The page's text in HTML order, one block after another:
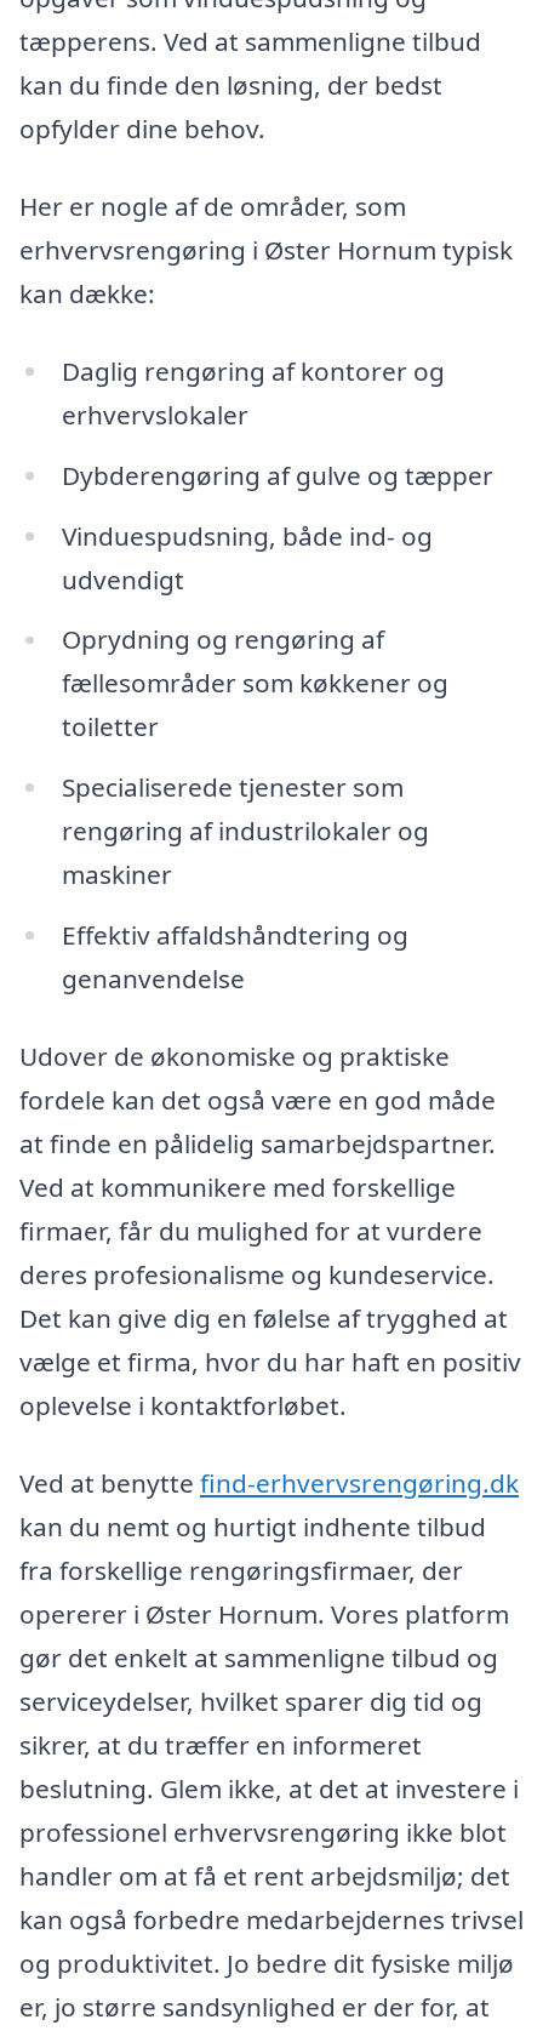
tæpperens. Ved at sammenligne tilbud
kan du finde den løsning, der bedst
opfylder dine behov.
Her er nogle af de områder, som
erhvervsrengøring i Øster Hornum typisk
kan dække:
Daglig rengøring af kontorer og
erhvervslokaler
Dybderengøring af gulve og tæpper
Vinduespudsning, både ind- og
udvendigt
Oprydning og rengøring af
fællesområder som køkkener og
toiletter
Specialiserede tjenester som
rengøring af industrilokaler og
maskiner
Effektiv affaldshåndtering og
genanvendelse
Udover de økonomiske og praktiske
fordele kan det også være en god måde
at finde en pålidelig samarbejdspartner.
Ved at kommunikere med forskellige
firmaer, får du mulighed for at vurdere
deres profesionalisme og kundeservice.
Det kan give dig en følelse af trygghed at
vælge et firma, hvor du har haft en positiv
oplevelse i kontaktforløbet.
Ved at benytte find-erhvervsrengøring.dk
kan du nemt og hurtigt indhente tilbud
fra forskellige rengøringsfirmaer, der
opererer i Øster Hornum. Vores platform
gør det enkelt at sammenligne tilbud og
serviceydelser, hvilket sparer dig tid og
sikrer, at du træffer en informeret
beslutning. Glem ikke, at det at investere i
professionel erhvervsrengøring ikke blot
handler om at få et rent arbejdsmiljø; det
kan også forbedre medarbejdernes trivsel
og produktivitet. Jo bedre dit fysiske miljø
er, jo større sandsynlighed er der for, at